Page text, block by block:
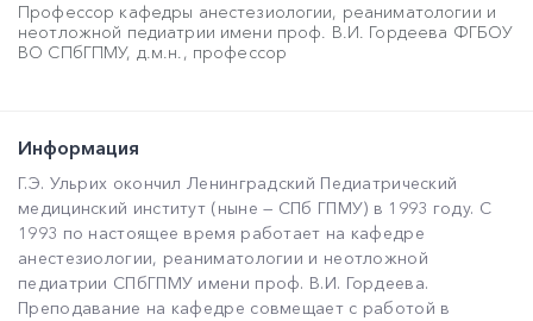
Профессор кафедры анестезиологии, реаниматологии и
неотложной педиатрии имени проф. В.И. Гордеева ФГБОУ
ВО СПбГПМУ, д.м.н., профессор
Информация
Г.Э. Ульрих окончил Ленинградский Педиатрический
медицинский институт (ныне — СПб ГПМУ) в 1993 году. С
1993 по настоящее время работает на кафедре
анестезиологии, реаниматологии и неотложной
педиатрии СПбГПМУ имени проф. В.И. Гордеева.
Преподавание на кафедре совмещает с работой в